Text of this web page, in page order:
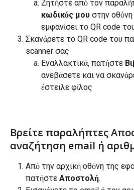
Ζητήστε από τον
κωδικός μου στην οθόνη
εμφανίσει το QR code
Σκανάρετε το QR code του
scanner σας
Εναλλακτικά, πατήστε
ανεβάσετε και να
έστειλε φίλος
Βρείτε παραλήπτες
αναζήτηση email ή
Από την αρχική οθόνη της
πατήστε Αποστολή.